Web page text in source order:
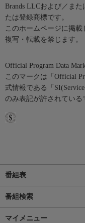
Brands LLCおよび／ま
たは登録商標です。
このホームページに掲
複写・転載を禁じます。
Official Program Data
このマークは「Official
式情報である「
のみ表記が許されている
番組表
番組検索
マイメニュー